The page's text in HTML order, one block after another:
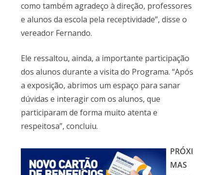
como também agradeço à direção, professores
e alunos da escola pela receptividade”, disse o
vereador Fernando.
Ele ressaltou, ainda, a importante participação
dos alunos durante a visita do Programa. “Após
a exposição, abrimos um espaço para sanar
dúvidas e interagir com os alunos, que
participaram de forma muito atenta e
respeitosa”, concluiu.
PRÓXI
MAS